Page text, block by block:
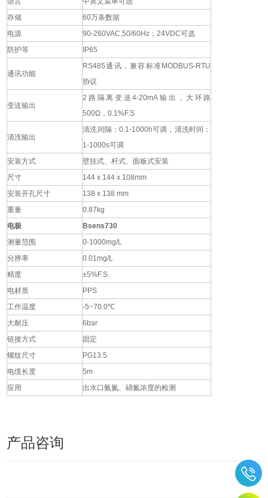
存储
60万条数据
电源
90-260VAC,50/60Hz；24VDC可选
防护等
IP65
通讯功能
RS485通讯，兼容标准MODBUS-RTU
协议
变送输出
2路隔离变送4-20mA输出，大环路
500Ω，0.1%F.S
清洗输出
清洗间隔：0.1-1000h可调，清洗时间：
1-1000s可调
安装方式
壁挂式、杆式、面板式安装
尺寸
144 x 144 x 108mm
安装开孔尺寸
138 x 138 mm
重量
0.87kg
电极
Bsens730
测量范围
0-1000mg/L
分辨率
0.01mg/L
精度
±5%F.S.
电材质
PPS
工作温度
-5~70.0℃
大耐压
6bar
链接方式
固定
螺纹尺寸
PG13.5
电缆长度
5m
应用
出水口氨氮、硝氮浓度的检测
产品咨询